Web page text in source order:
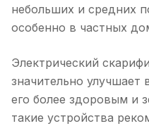
небольших и средних
особенно в частных
Электрический
значительно улучшает
его более здоровым и
такие устройства